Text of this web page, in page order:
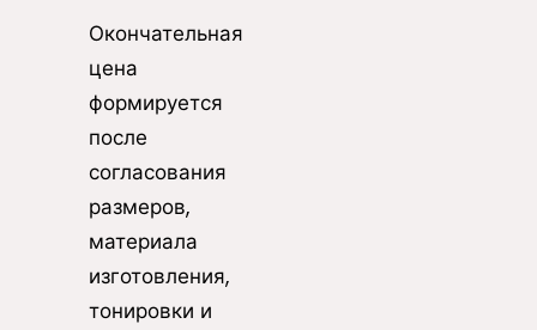
Окончательная
цена
формируется
после
согласования
размеров,
материала
изготовления,
тонировки и